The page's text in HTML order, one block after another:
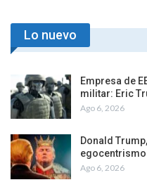
Lo nuevo
Empresa de
militar: Eric
Ago 6, 2026
Donald
egocentrismo
Ago 6, 2026